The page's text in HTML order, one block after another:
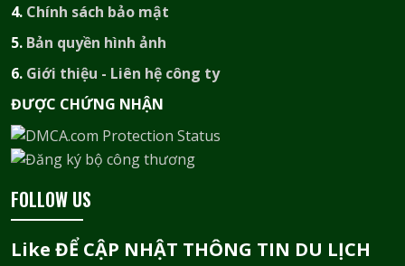
4. Chính sách bảo mật
5. Bản quyền hình ảnh
6. Giới thiệu - Liên hệ công ty
ĐƯỢC CHỨNG NHẬN​
FOLLOW US
Like ĐỂ CẬP NHẬT THÔNG TIN DU LỊCH